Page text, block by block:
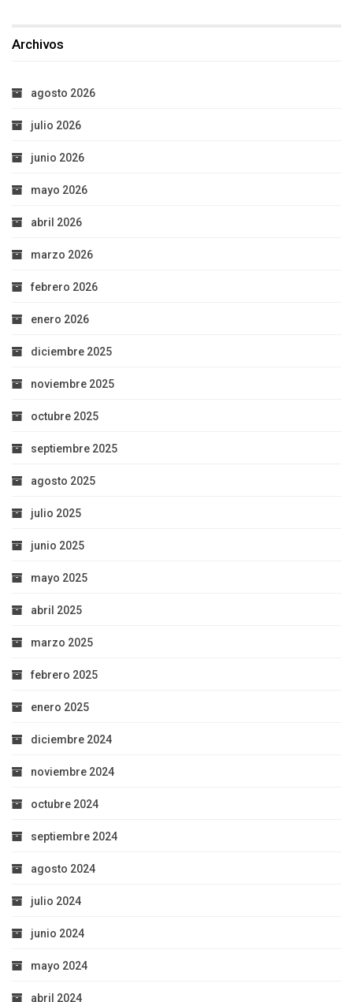
Archivos
agosto 2026
julio 2026
junio 2026
mayo 2026
abril 2026
marzo 2026
febrero 2026
enero 2026
diciembre 2025
noviembre 2025
octubre 2025
septiembre 2025
agosto 2025
julio 2025
junio 2025
mayo 2025
abril 2025
marzo 2025
febrero 2025
enero 2025
diciembre 2024
noviembre 2024
octubre 2024
septiembre 2024
agosto 2024
julio 2024
junio 2024
mayo 2024
abril 2024